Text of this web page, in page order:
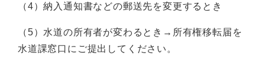
（4）納入通知書などの郵送先を変更するとき
（5）水道の所有者が変わるとき→所有権移転届を
水道課窓口にご提出してください。